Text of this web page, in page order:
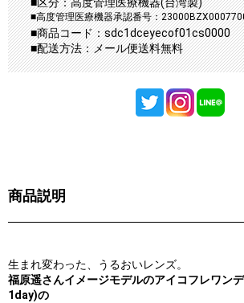
■区分：高度管理医療機器(台湾製)
■高度管理医療機器承認番号：
■商品コード：sdc1dceyecof01cs0000
■配送方法：メール便送料無料
商品説明
生まれ変わった、うるおいレンズ。
福原遥さんイメージモデルのアイコフレワン
1day)の